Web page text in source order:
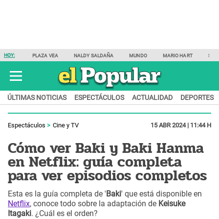
HOY: PLAZA VEA NALDY SALDAÑA MUNDO MARIO HART
ÚLTIMAS NOTICIAS ESPECTÁCULOS ACTUALIDAD DEPORTES
Espectáculos Cine y TV 15 ABR 2024 | 11:44 H
Cómo ver Baki y Baki Hanma
en Netflix: guía completa
para ver episodios completos
Esta es la guía completa de ' Baki' que está disponible en
Netflix, conoce todo sobre la adaptación de Keisuke
Itagaki. ¿Cuál es el orden?